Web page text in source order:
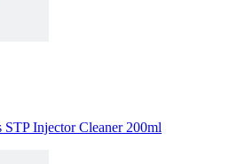
Injector Cleaner 200ml